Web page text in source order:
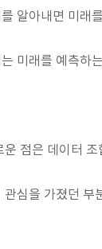
알아내면 미래
미래를 예측하
운 점은 데이터
관심을 가졌던 부